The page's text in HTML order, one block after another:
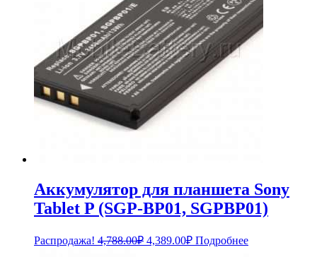
Аккумулятор для планшета Sony
Tablet P (SGP-BP01, SGPBP01)
Распродажа! 4,788.00₽ Первоначальная
4,389.00₽Текущая
цена:
Подробнее